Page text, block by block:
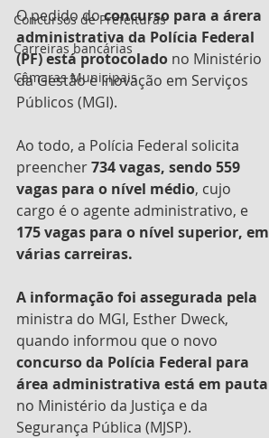
Concursos de Prefeituras
Carreiras bancárias
Câmaras Municipais
O pedido do concurso para a árera
administrativa da Polícia Federal
(PF) está protocolado no Ministério
da Gestão e Inovação em Serviços
Públicos (MGI).
Ao todo, a Polícia Federal solicita
preencher 734 vagas, sendo 559
vagas para o nível médio, cujo
cargo é o agente administrativo, e
175 vagas para o nível superior, em
várias carreiras.
A informação foi assegurada pela
ministra do MGI, Esther Dweck,
quando informou que o novo
concurso da Polícia Federal para
área administrativa está em pauta
no Ministério da Justiça e da
Segurança Pública (MJSP).